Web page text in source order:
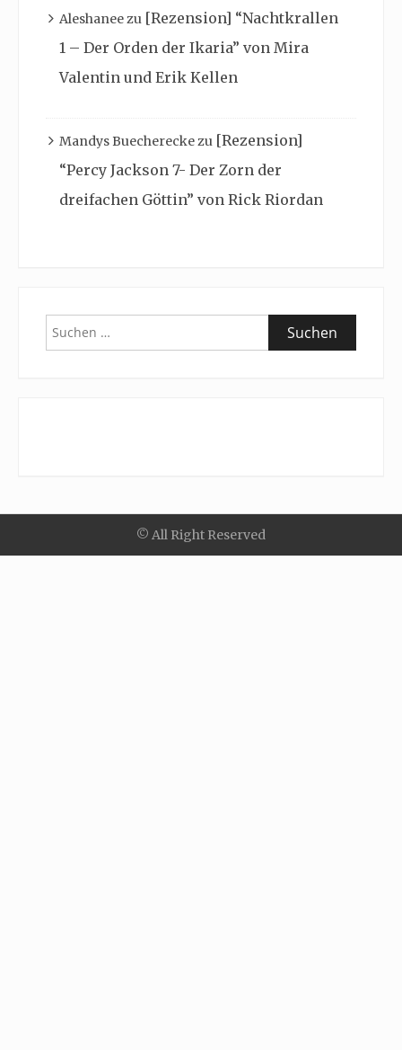
Aleshaneezu [Rezension] “Nachtkrallen
1 – Der Orden der Ikaria” von Mira
Valentin und Erik Kellen
Mandys Buechereckezu [Rezension]
“Percy Jackson 7- Der Zorn der
dreifachen Göttin” von Rick Riordan
Suchen
nach:
© All Right Reserved